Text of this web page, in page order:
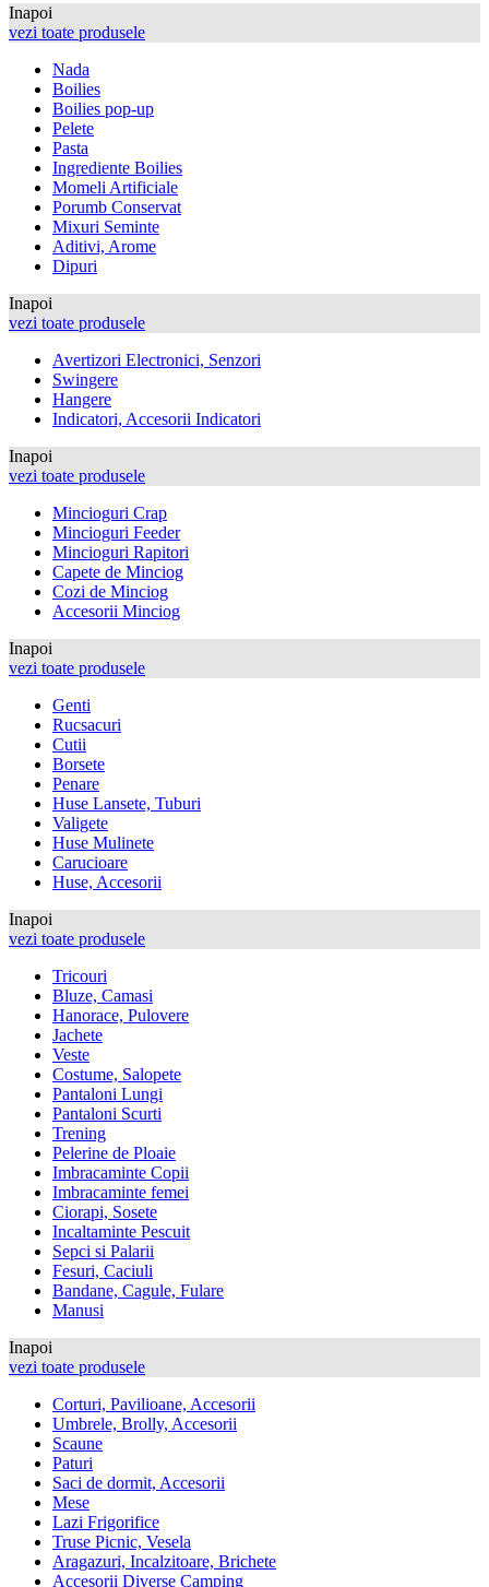
Inapoi
vezi toate produsele
Nada
Boilies
Boilies pop-up
Pelete
Pasta
Ingrediente Boilies
Momeli Artificiale
Porumb Conservat
Mixuri Seminte
Aditivi, Arome
Dipuri
Inapoi
vezi toate produsele
Avertizori Electronici, Senzori
Swingere
Hangere
Indicatori, Accesorii Indicatori
Inapoi
vezi toate produsele
Mincioguri Crap
Mincioguri Feeder
Mincioguri Rapitori
Capete de Minciog
Cozi de Minciog
Accesorii Minciog
Inapoi
vezi toate produsele
Genti
Rucsacuri
Cutii
Borsete
Penare
Huse Lansete, Tuburi
Valigete
Huse Mulinete
Carucioare
Huse, Accesorii
Inapoi
vezi toate produsele
Tricouri
Bluze, Camasi
Hanorace, Pulovere
Jachete
Veste
Costume, Salopete
Pantaloni Lungi
Pantaloni Scurti
Trening
Pelerine de Ploaie
Imbracaminte Copii
Imbracaminte femei
Ciorapi, Sosete
Incaltaminte Pescuit
Sepci si Palarii
Fesuri, Caciuli
Bandane, Cagule, Fulare
Manusi
Inapoi
vezi toate produsele
Corturi, Pavilioane, Accesorii
Umbrele, Brolly, Accesorii
Scaune
Paturi
Saci de dormit, Accesorii
Mese
Lazi Frigorifice
Truse Picnic, Vesela
Aragazuri, Incalzitoare, Brichete
Accesorii Diverse Camping